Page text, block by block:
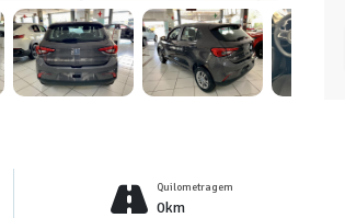
Quilometragem
0km